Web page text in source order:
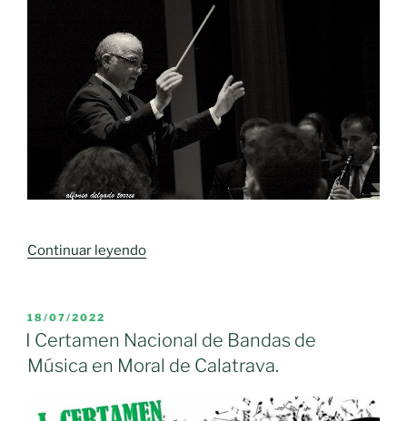
Continuar leyendo«Felipe
artístico
de
B.
PUBLICADO
EL
18/07/2022
I Certamen Nacional de Bandas de
Música en Moral de Calatrava.